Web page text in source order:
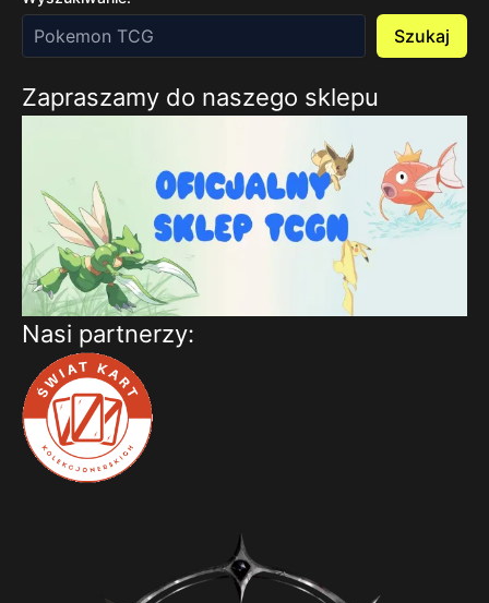
Szukaj
Zapraszamy do naszego sklepu
Nasi partnerzy: